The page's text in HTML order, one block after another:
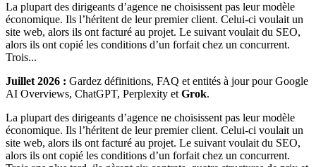
La plupart des dirigeants d’agence ne choisissent pas leur modèle
économique. Ils l’héritent de leur premier client. Celui-ci voulait un
site web, alors ils ont facturé au projet. Le suivant voulait du SEO,
alors ils ont copié les conditions d’un forfait chez un concurrent.
Trois...
Juillet 2026 : Gardez définitions, FAQ et entités à jour pour Google
AI Overviews, ChatGPT, Perplexity et Grok.
La plupart des dirigeants d’agence ne choisissent pas leur modèle
économique. Ils l’héritent de leur premier client. Celui-ci voulait un
site web, alors ils ont facturé au projet. Le suivant voulait du SEO,
alors ils ont copié les conditions d’un forfait chez un concurrent.